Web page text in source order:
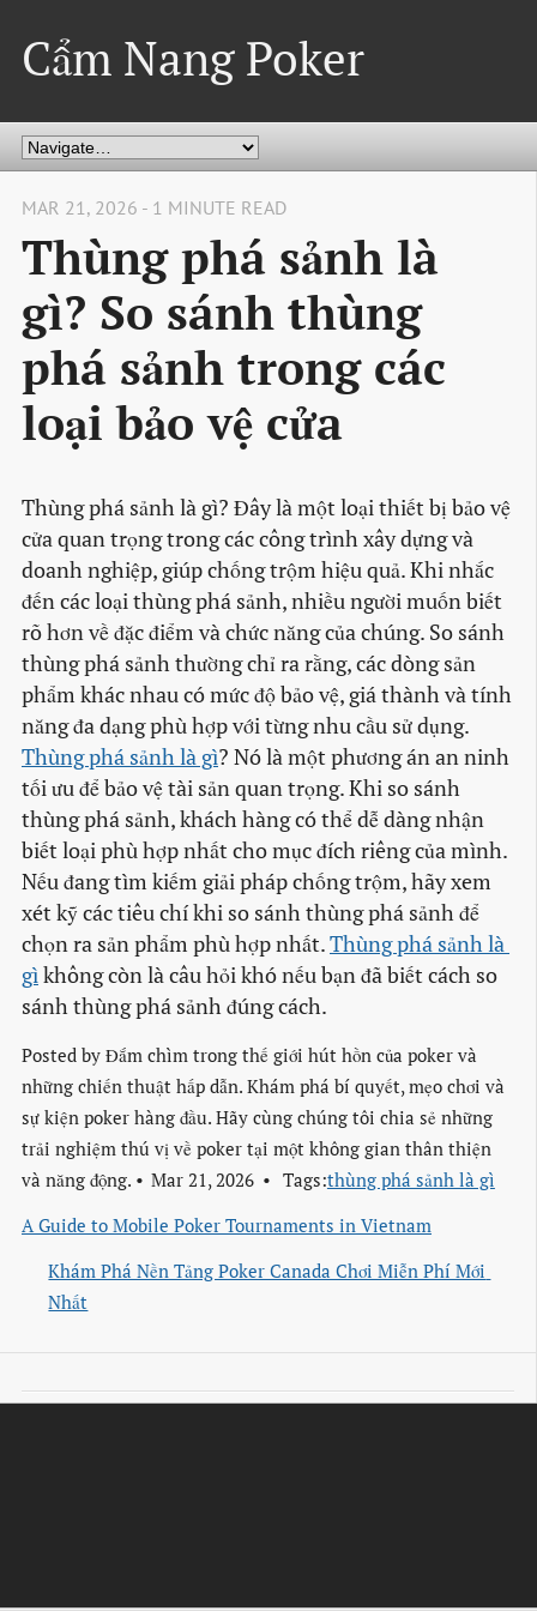
Cẩm Nang Poker
MAR 21, 2026 - 1 MINUTE READ
Thùng phá sảnh là
gì? So sánh thùng
phá sảnh trong các
loại bảo vệ cửa
Thùng phá sảnh là gì? Đây là một loại thiết bị bảo vệ
cửa quan trọng trong các công trình xây dựng và
doanh nghiệp, giúp chống trộm hiệu quả. Khi nhắc
đến các loại thùng phá sảnh, nhiều người muốn biết
rõ hơn về đặc điểm và chức năng của chúng. So sánh
thùng phá sảnh thường chỉ ra rằng, các dòng sản
phẩm khác nhau có mức độ bảo vệ, giá thành và tính
năng đa dạng phù hợp với từng nhu cầu sử dụng.
Thùng phá sảnh là gì? Nó là một phương án an ninh
tối ưu để bảo vệ tài sản quan trọng. Khi so sánh
thùng phá sảnh, khách hàng có thể dễ dàng nhận
biết loại phù hợp nhất cho mục đích riêng của mình.
Nếu đang tìm kiếm giải pháp chống trộm, hãy xem
xét kỹ các tiêu chí khi so sánh thùng phá sảnh để
chọn ra sản phẩm phù hợp nhất.Thùng phá sảnh là
gìkhông còn là câu hỏi khó nếu bạn đã biết cách so
sánh thùng phá sảnh đúng cách.
Posted by Đắm chìm trong thế giới hút hồn của poker và
những chiến thuật hấp dẫn. Khám phá bí quyết, mẹo chơi và
sự kiện poker hàng đầu. Hãy cùng chúng tôi chia sẻ những
trải nghiệm thú vị về poker tại một không gian thân thiện
và năng động.
Mar 21, 2026 Tags:thùng phá sảnh là gì
A Guide to Mobile Poker Tournaments in Vietnam
Khám Phá Nền Tảng Poker Canada Chơi Miễn Phí Mới
Nhất